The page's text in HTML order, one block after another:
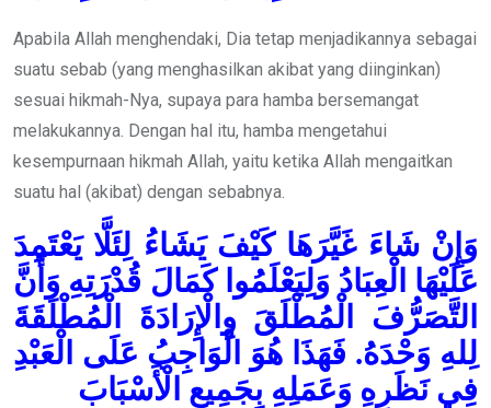
Apabila Allah menghendaki, Dia tetap menjadikannya sebagai
suatu sebab (yang menghasilkan akibat yang diinginkan)
sesuai hikmah-Nya, supaya para hamba bersemangat
melakukannya. Dengan hal itu, hamba mengetahui
kesempurnaan hikmah Allah, yaitu ketika Allah mengaitkan
suatu hal (akibat) dengan sebabnya.
وَإِنْ شَاءَ غَيَّرَهَا كَيْفَ يَشَاءُ لِئَلَّا يَعْتَمِدَ
عَلَيْهَا الْعِبَادُ وَلِيَعْلَمُوا كَمَالَ قُدْرَتِهِ وَأَنَّ
التَّصَرُّفَ الْمُطْلَقَ وِالْإِرَادَةَ الْمُطْلَقَةَ
لِلهِ وَحْدَهُ. فَهَذَا هُوَ الْوَاجِبُ عَلَى الْعَبْدِ
فِي نَظَرِهِ وَعَمَلِهِ بِجَمِيعِ الْأَسْبَابَ